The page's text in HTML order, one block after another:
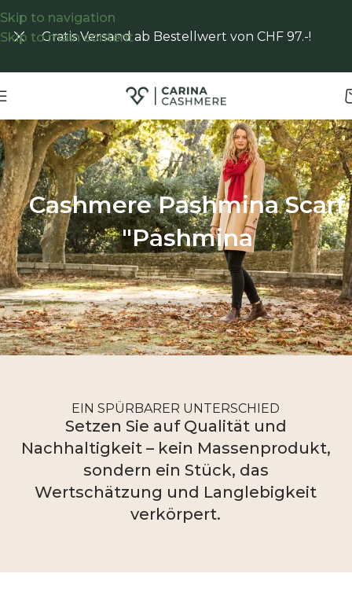
Skip to navigation
Skip to main content
Gratis Versand ab Bestellwert von CHF 97.-!
Cashmere Pashmina Scarf
"Pashmina
EIN SPÜRBARER UNTERSCHIED
Setzen Sie auf Qualität und
Nachhaltigkeit – kein Massenprodukt,
sondern ein Stück, das
Wertschätzung und Langlebigkeit
verkörpert.